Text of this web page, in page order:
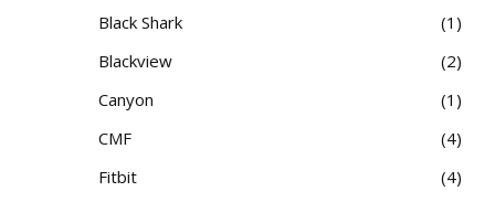
Black Shark
1
Blackview
2
Canyon
1
CMF
4
Fitbit
4